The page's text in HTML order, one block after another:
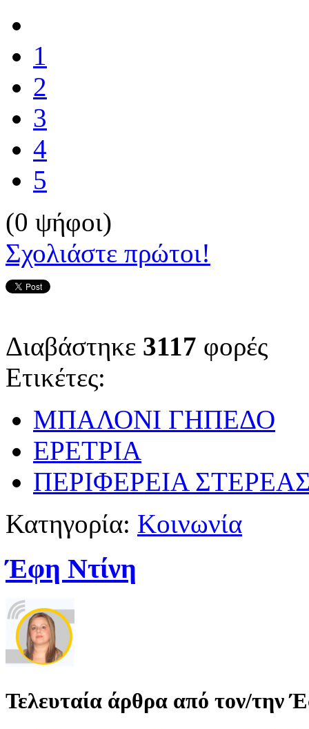
1
2
3
4
5
(0 ψήφοι)
Σχολιάστε πρώτοι!
Διαβάστηκε 3117 φορές
Ετικέτες:
ΜΠΑΛΟΝΙ ΓΗΠΕΔΟ
ΕΡΕΤΡΙΑ
ΠΕΡΙΦΕΡΕΙΑ
Κατηγορία: Κοινωνία
Έφη Ντίνη
Τελευταία άρθρα από τον/την